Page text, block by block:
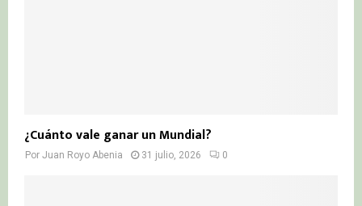
¿Cuánto vale ganar un Mundial?
Por Juan Royo Abenia 31 julio, 2026 0